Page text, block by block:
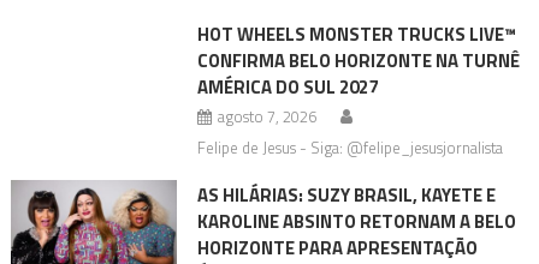
HOT WHEELS MONSTER TRUCKS LIVE™
CONFIRMA BELO HORIZONTE NA TURNÊ
AMÉRICA DO SUL 2027
agosto 7, 2026
Felipe de Jesus - Siga: @felipe_jesusjornalista
AS HILÁRIAS: SUZY BRASIL, KAYETE E
KAROLINE ABSINTO RETORNAM A BELO
HORIZONTE PARA APRESENTAÇÃO